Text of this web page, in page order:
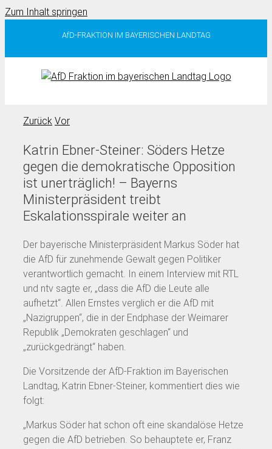
Zum Inhalt springen
AfD-FRAKTION IM BAYERISCHEN LANDTAG
Zurück Vor
Katrin Ebner-Steiner: Söders Hetze
gegen die demokratische Opposition
ist unerträglich! – Bayerns
Ministerpräsident treibt
Eskalationsspirale weiter an
Der bayerische Ministerpräsident Markus Söder hat
die AfD für zunehmende Gewalt gegen Politiker
verantwortlich gemacht. In einem Interview mit RTL
und ntv sagte er, „dass die AfD die Leute alle
aufhetzt“. Allen Ernstes verglich er die AfD mit
„Nazigruppen“, die in der Endphase der Weimarer
Republik „Demokraten geschlagen“ und
„zurückgedrängt“ haben.
Die Vorsitzende der AfD-Fraktion im Bayerischen
Landtag, Katrin Ebner-Steiner, kommentiert dies wie
folgt:
„Markus Söder hat schon oft eine skandalöse Hetze
gegen die AfD betrieben. So behauptete er, Franz